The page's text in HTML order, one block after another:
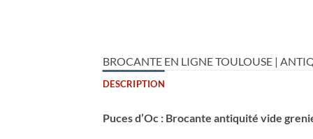
BROCANTE EN LIGNE TOULOUSE |
DESCRIPTION
Puces d’Oc : Brocante antiquité vide